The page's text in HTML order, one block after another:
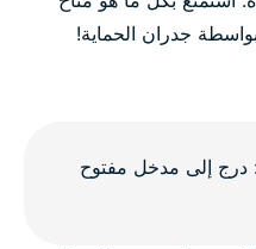
جدران الحماية!